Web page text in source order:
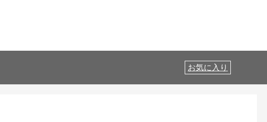
お気に入り